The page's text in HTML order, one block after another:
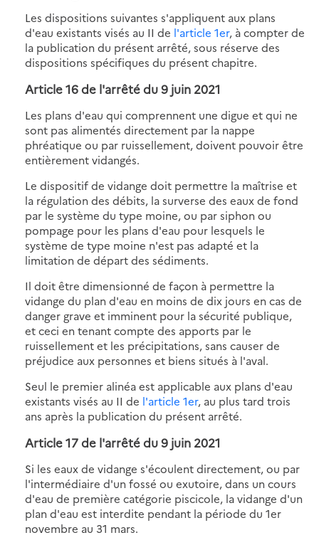
Les dispositions suivantes s'appliquent aux plans
d'eau existants visés au II de l'article 1er, à compter de
la publication du présent arrêté, sous réserve des
dispositions spécifiques du présent chapitre.
Article 16 de l'arrêté du 9 juin 2021
Les plans d'eau qui comprennent une digue et qui ne
sont pas alimentés directement par la nappe
phréatique ou par ruissellement, doivent pouvoir être
entièrement vidangés.
Le dispositif de vidange doit permettre la maîtrise et
la régulation des débits, la surverse des eaux de fond
par le système du type moine, ou par siphon ou
pompage pour les plans d'eau pour lesquels le
système de type moine n'est pas adapté et la
limitation de départ des sédiments.
Il doit être dimensionné de façon à permettre la
vidange du plan d'eau en moins de dix jours en cas de
danger grave et imminent pour la sécurité publique,
et ceci en tenant compte des apports par le
ruissellement et les précipitations, sans causer de
préjudice aux personnes et biens situés à l'aval.
Seul le premier alinéa est applicable aux plans d'eau
existants visés au II de l'article 1er, au plus tard trois
ans après la publication du présent arrêté.
Article 17 de l'arrêté du 9 juin 2021
Si les eaux de vidange s'écoulent directement, ou par
l'intermédiaire d'un fossé ou exutoire, dans un cours
d'eau de première catégorie piscicole, la vidange d'un
plan d'eau est interdite pendant la période du 1er
novembre au 31 mars.